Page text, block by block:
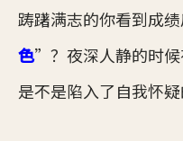
踌躇满志的你看到成
色”？夜深人静的时候
是不是陷入了自我怀